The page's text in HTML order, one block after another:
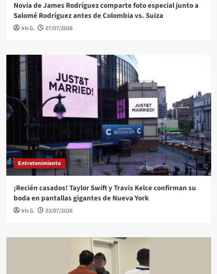
Novia de James Rodríguez comparte foto especial junto a
Salomé Rodríguez antes de Colombia vs. Suiza
Iris G. 07/07/2026
Entretenimiento
¡Recién casados! Taylor Swift y Travis Kelce confirman su
boda en pantallas gigantes de Nueva York
Iris G. 03/07/2026